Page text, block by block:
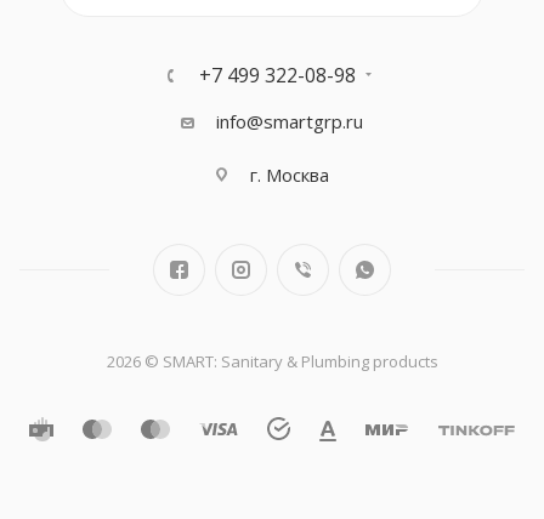
+7 499 322-08-98
info@smartgrp.ru
г. Москва
2026 © SMART: Sanitary & Plumbing products